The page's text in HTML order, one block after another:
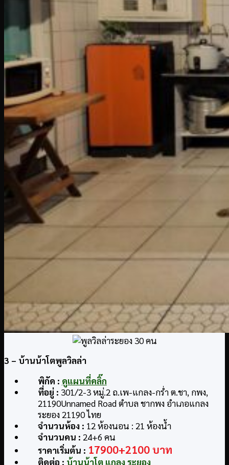
3 – บ้านน้าโตพูลวิลล่า
พิกัด : ดูแผนที่คลิ๊ก
ที่อยู่: 301/2-3 หมู่.2 ถ.เพ-แกลง-กร่ำ ต.ชา, กพง,
21190Unnamed Road ตำบล ชากพง อำเภอแกลง
ระยอง 21190 ไทย
จำนวนห้อง : 12 ห้องนอน : 21 ห้องน้ำ
จำนวนคน : 24+6 คน
ราคาเริ่มต้น : 17900+2100 บาท
ติดต่อ : บ้านน้าโต แกลง ระยอง